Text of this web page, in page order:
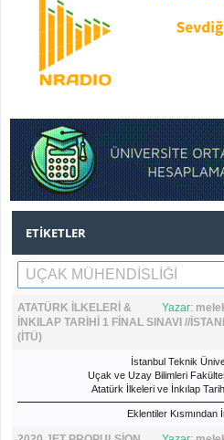
ETIKETLER
Yazar:
ATATÜRK İLKELERİ &
İNKILAP TARİHİ 1 FİNAL SINAVI //
(İTÜ)
İstanbul Teknik
Uçak ve Uzay Bilimleri
Atatürk İlkeleri ve İnkılap
Eklentiler Kısmından